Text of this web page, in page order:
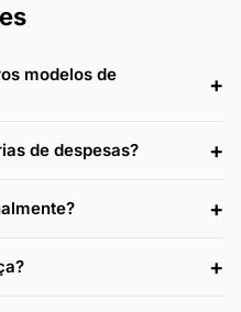
modelos de
de despesas?